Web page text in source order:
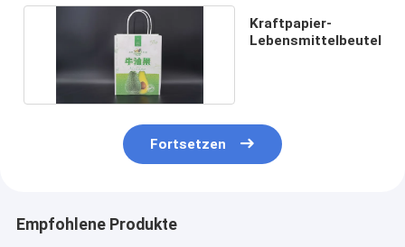
Kraftpapier-
Lebensmittelbeutel
Fortsetzen
Empfohlene Produkte